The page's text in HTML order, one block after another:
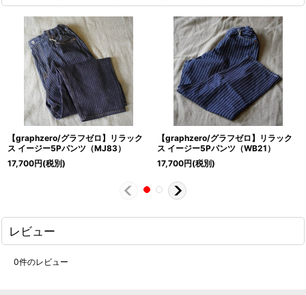
【graphzero/グラフゼロ】リラック
ス イージー5Pパンツ（MJ83）
17,700円(税別)
【graphzero/グラフゼロ】リラック
ス イージー5Pパンツ（WB21）
17,700円(税別)
レビュー
0件のレビュー